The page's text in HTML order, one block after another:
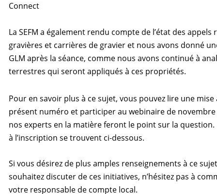
Connect
La SEFM a également rendu compte de l’état des appels
gravières et carrières de gravier et nous avons donné
GLM après la séance, comme nous avons continué à
terrestres qui seront appliqués à ces propriétés.
Pour en savoir plus à ce sujet, vous pouvez lire une
présent numéro et participer au webinaire de
nos experts en la matière feront le point sur la question.
à l’inscription se trouvent ci-dessous.
Si vous désirez de plus amples renseignements à ce
souhaitez discuter de ces initiatives, n’hésitez pas à
votre responsable de compte local.